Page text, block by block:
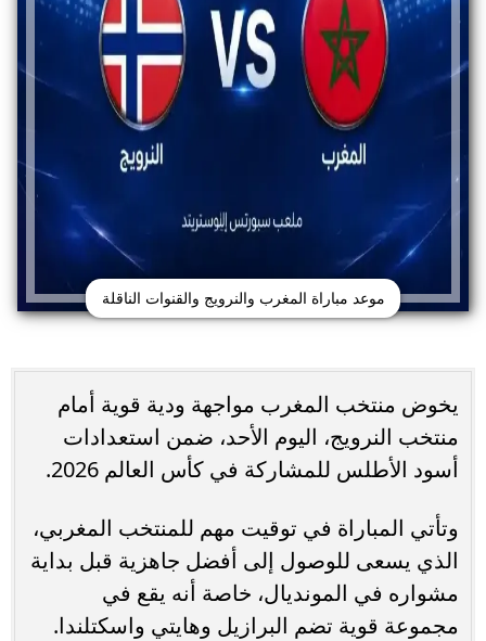
موعد مباراة المغرب والنرويج والقنوات الناقلة
يخوض منتخب المغرب مواجهة ودية قوية أمام
منتخب النرويج، اليوم الأحد، ضمن استعدادات
أسود الأطلس للمشاركة في كأس العالم 2026.
وتأتي المباراة في توقيت مهم للمنتخب المغربي،
الذي يسعى للوصول إلى أفضل جاهزية قبل بداية
مشواره في المونديال، خاصة أنه يقع في
مجموعة قوية تضم البرازيل وهايتي واسكتلندا.